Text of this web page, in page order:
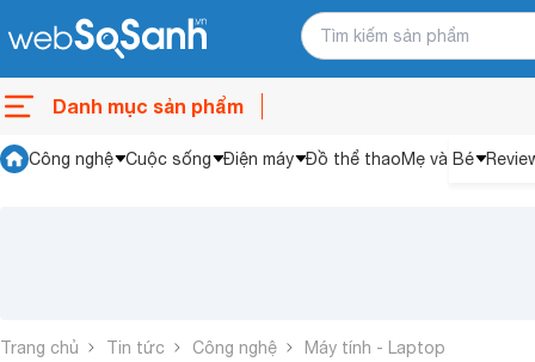
Danh mục sản phẩm
Công nghệ Cuộc sống Điện máy Đồ thể thaoMẹ và Bé
Trang chủ Tin tức Công nghệ Máy tính - Laptop